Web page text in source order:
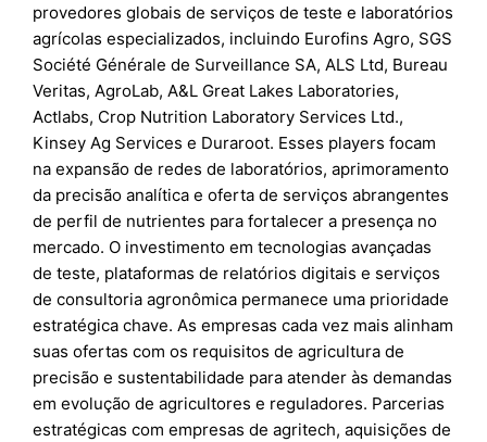
provedores globais de serviços de teste e laboratórios
agrícolas especializados, incluindo Eurofins Agro, SGS
Société Générale de Surveillance SA, ALS Ltd, Bureau
Veritas, AgroLab, A&L Great Lakes Laboratories,
Actlabs, Crop Nutrition Laboratory Services Ltd.,
Kinsey Ag Services e Duraroot. Esses players focam
na expansão de redes de laboratórios, aprimoramento
da precisão analítica e oferta de serviços abrangentes
de perfil de nutrientes para fortalecer a presença no
mercado. O investimento em tecnologias avançadas
de teste, plataformas de relatórios digitais e serviços
de consultoria agronômica permanece uma prioridade
estratégica chave. As empresas cada vez mais alinham
suas ofertas com os requisitos de agricultura de
precisão e sustentabilidade para atender às demandas
em evolução de agricultores e reguladores. Parcerias
estratégicas com empresas de agritech, aquisições de